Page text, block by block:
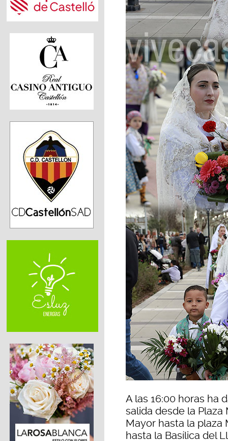
A las 16:00 horas ha
salida desde la
Mayor hasta la plaza
hasta la Basílica del